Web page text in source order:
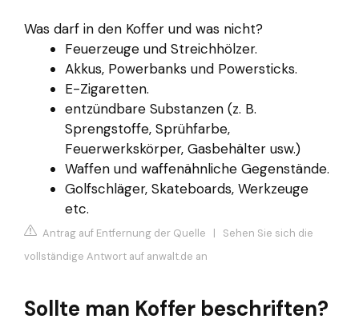
Was darf in den Koffer und was nicht?
Feuerzeuge und Streichhölzer.
Akkus, Powerbanks und Powersticks.
E-Zigaretten.
entzündbare Substanzen (z. B.
Sprengstoffe, Sprühfarbe,
Feuerwerkskörper, Gasbehälter usw.)
Waffen und waffenähnliche Gegenstände.
Golfschläger, Skateboards, Werkzeuge
etc.
Antrag auf Entfernung der Quelle | Sehen Sie sich die
vollständige Antwort auf anwalt.de an
Sollte man Koffer beschriften?